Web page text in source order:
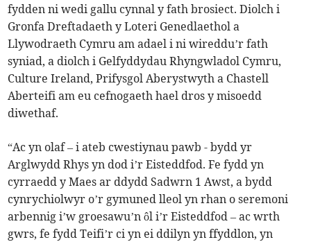
fydden ni wedi gallu cynnal y fath brosiect. Diolch i
Gronfa Dreftadaeth y Loteri Genedlaethol a
Llywodraeth Cymru am adael i ni wireddu’r fath
syniad, a diolch i Gelfyddydau Rhyngwladol Cymru,
Culture Ireland, Prifysgol Aberystwyth a Chastell
Aberteifi am eu cefnogaeth hael dros y misoedd
diwethaf.
“Ac yn olaf – i ateb cwestiynau pawb - bydd yr
Arglwydd Rhys yn dod i’r Eisteddfod. Fe fydd yn
cyrraedd y Maes ar ddydd Sadwrn 1 Awst, a bydd
cynrychiolwyr o’r gymuned lleol yn rhan o seremoni
arbennig i’w groesawu’n ôl i’r Eisteddfod – ac wrth
gwrs, fe fydd Teifi’r ci yn ei ddilyn yn ffyddlon, yn